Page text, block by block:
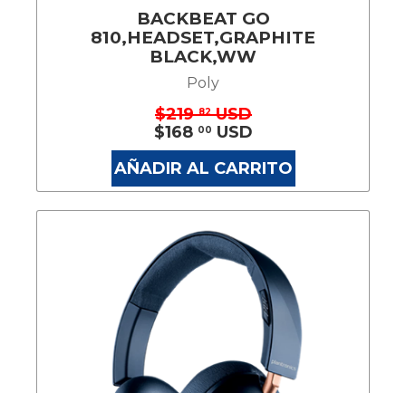
BACKBEAT GO
810,HEADSET,GRAPHITE
BLACK,WW
Poly
$21982USD
$168 00 USD
AÑADIR AL CARRITO